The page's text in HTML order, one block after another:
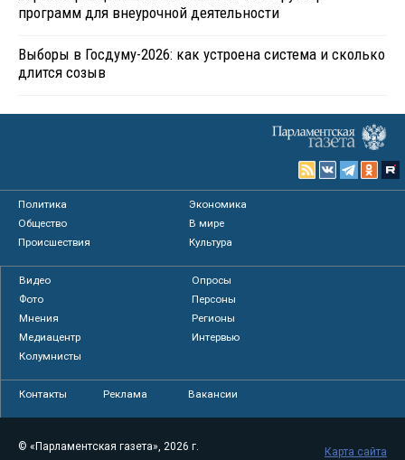
программ для внеурочной деятельности
Выборы в Госдуму-2026: как устроена система и сколько
длится созыв
Политика
Экономика
Общество
В мире
Происшествия
Культура
Видео
Опросы
Фото
Персоны
Мнения
Регионы
Медиацентр
Интервью
Колумнисты
Контакты Реклама Вакансии
© «Парламентская газета», 2026 г.
Карта сайта